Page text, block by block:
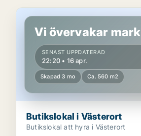
Butikslokal i Västerort
Vi övervakar
SENAST UPPDATERAD
22:20 • 16 apr.
Skapad 3 mo Ca. 560 m2
Butikslokal i Västerort
Butikslokal att hyra i Västerort